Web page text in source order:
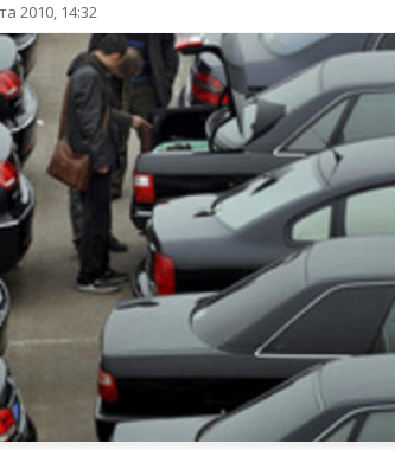
2010, 14:32